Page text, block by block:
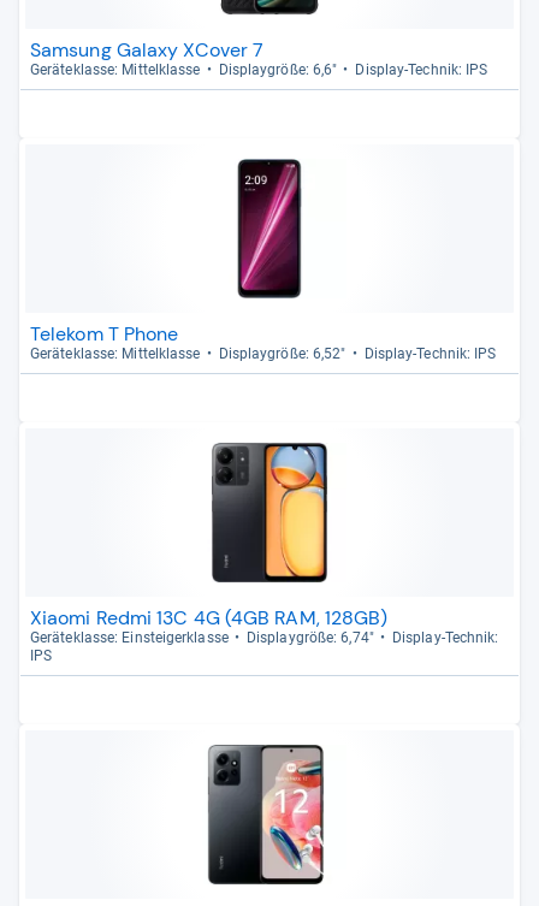
Samsung Galaxy XCover 7
Gerä­te­klasse: Mit­tel­klasse Dis­play­größe: 6,6" Dis­play-​Tech­nik: IPS
Telekom T Phone
Gerä­te­klasse: Mit­tel­klasse Dis­play­größe: 6,52" Dis­play-​Tech­nik: IPS
Xiaomi Redmi 13C 4G (4GB RAM, 128GB)
Gerä­te­klasse: Ein­stei­ger­klasse Dis­play­größe: 6,74"
Dis­play-​Tech­nik:
IPS